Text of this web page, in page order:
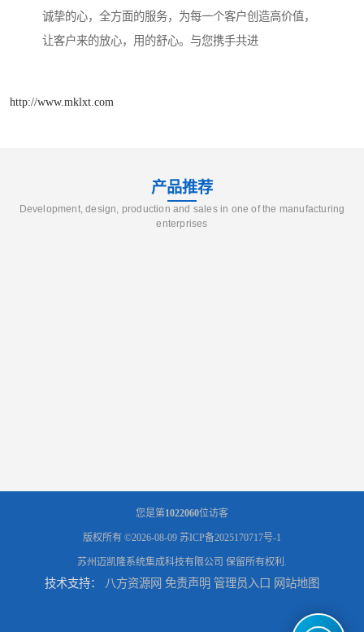
诚挚的心，全方面的服务，为每一个客户创造高价值，
让客户来的放心，用的舒心。与您携手共进
http://www.mklxt.com
产品推荐
Development, design, production and sales in one of the manufacturing
enterprises
您是第1022060位访客
版权所有 ©2026-08-09 苏ICP备2025170717号-1
苏州迈凯隆系统集成科技有限公司 保留所有权利.
技术支持： 八方资源网 免责声明 管理员入口 网站地图